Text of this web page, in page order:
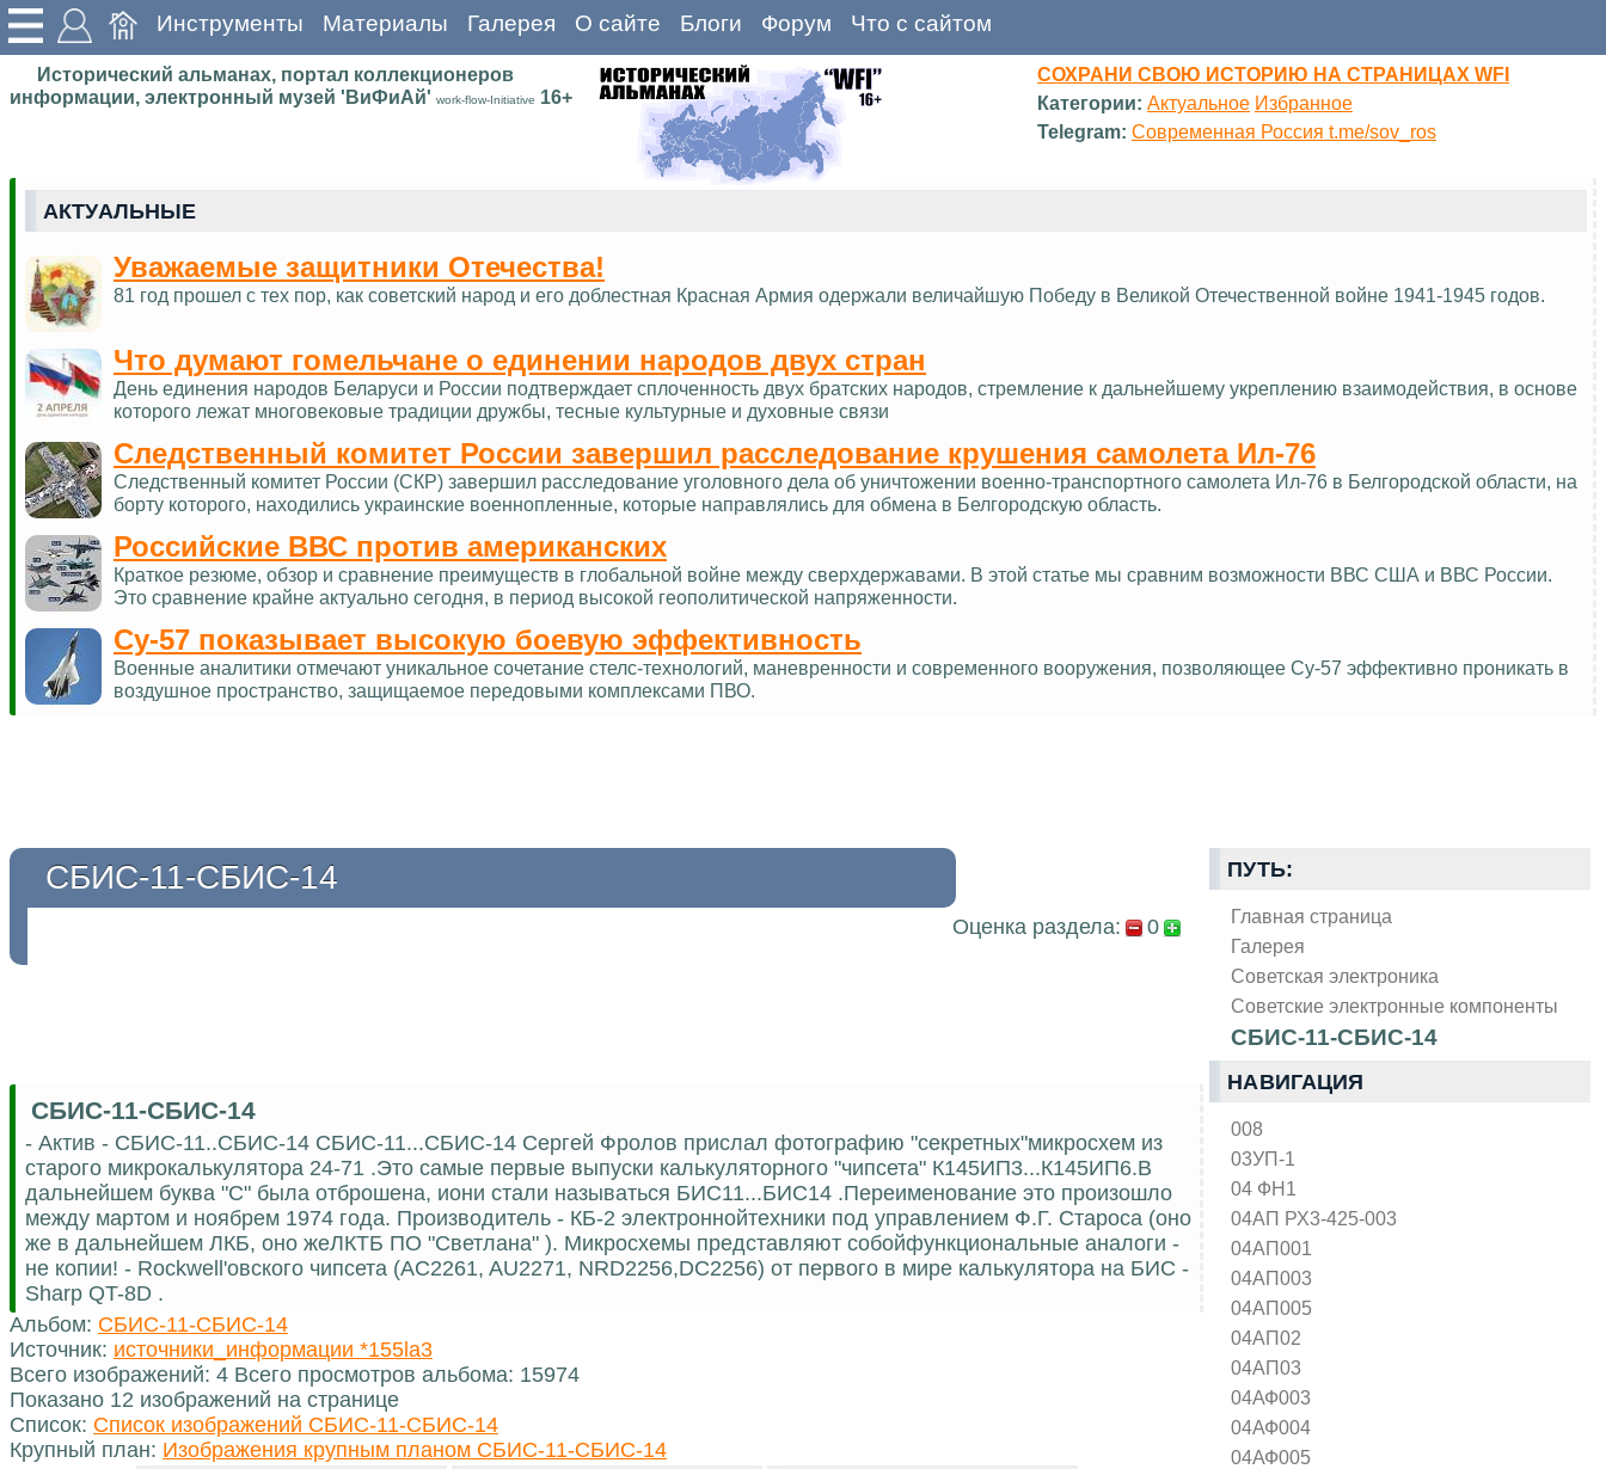
Инструменты Материалы Галерея О сайте Блоги Форум Что с сайтом
Исторический альманах, портал коллекционеров
информации, электронный музей 'ВиФиАй' work-flow-Initiative 16+
СОХРАНИ СВОЮ ИСТОРИЮ НА СТРАНИЦАХ WFI
Категории: Актуальное Избранное
Telegram: Современная Россия t.me/sov_ros
АКТУАЛЬНЫЕ
Уважаемые защитники Отечества!
81 год прошел с тех пор, как советский народ и его доблестная Красная Армия одержали величайшую Победу в Великой Отечественной войне 1941-1945 годов.
Что думают гомельчане о единении народов двух стран
День единения народов Беларуси и России подтверждает сплоченность двух братских народов, стремление к дальнейшему укреплению взаимодействия, в основе
которого лежат многовековые традиции дружбы, тесные культурные и духовные связи
Следственный комитет России завершил расследование крушения самолета Ил-76
Следственный комитет России (СКР) завершил расследование уголовного дела об уничтожении военно-транспортного самолета Ил-76 в Белгородской области, на
борту которого, находились украинские военнопленные, которые направлялись для обмена в Белгородскую область.
Российские ВВС против американских
Краткое резюме, обзор и сравнение преимуществ в глобальной войне между сверхдержавами. В этой статье мы сравним возможности ВВС США и ВВС России.
Это сравнение крайне актуально сегодня, в период высокой геополитической напряженности.
Су-57 показывает высокую боевую эффективность
Военные аналитики отмечают уникальное сочетание стелс-технологий, маневренности и современного вооружения, позволяющее Су-57 эффективно проникать в
воздушное пространство, защищаемое передовыми комплексами ПВО.
ПУТЬ:
Главная страница
Галерея
Советская электроника
Советские электронные компоненты
СБИС-11-СБИС-14
НАВИГАЦИЯ
008
03УП-1
04 ФН1
04АП РХ3-425-003
04АП001
04АП003
04АП005
04АП02
04АП03
04АФ003
04АФ004
04АФ005
СБИС-11-СБИС-14
Оценка раздела: 0
СБИС-11-СБИС-14
- Актив - СБИС-11..СБИС-14 СБИС-11...СБИС-14 Сергей Фролов прислал фотографию "секретных"микросхем из
старого микрокалькулятора 24-71 .Это самые первые выпуски калькуляторного "чипсета" К145ИП3...К145ИП6.В
дальнейшем буква "С" была отброшена, иони стали называться БИС11...БИС14 .Переименование это произошло
между мартом и ноябрем 1974 года. Производитель - КБ-2 электроннойтехники под управлением Ф.Г. Староса (оно
же в дальнейшем ЛКБ, оно жеЛКТБ ПО "Светлана" ). Микросхемы представляют собойфункциональные аналоги -
не копии! - Rockwell'овского чипсета (AC2261, AU2271, NRD2256,DC2256) от первого в мире калькулятора на БИС -
Sharp QT-8D .
Альбом: СБИС-11-СБИС-14
Источник: источники_информации *155la3
Всего изображений: 4 Всего просмотров альбома: 15974
Показано 12 изображений на странице
Список: Список изображений СБИС-11-СБИС-14
Крупный план: Изображения крупным планом СБИС-11-СБИС-14